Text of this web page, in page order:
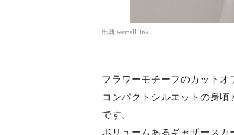
出典 wemall.link
フラワーモチーフのカットオ
コンパクトシルエットの身
です。
ボリュームあるギャザースカ